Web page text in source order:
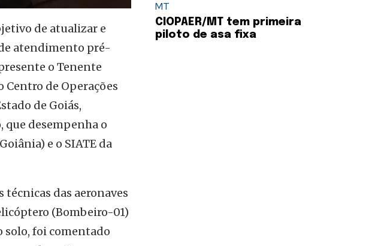
de atualizar e
atendimento pré-
o Tenente
Centro de Operações
de Goiás,
que desempenha o
e o SIATE da
das aeronaves
(Bombeiro-01)
solo, foi comentado
MT
CIOPAER/MT tem primeira
piloto de asa fixa